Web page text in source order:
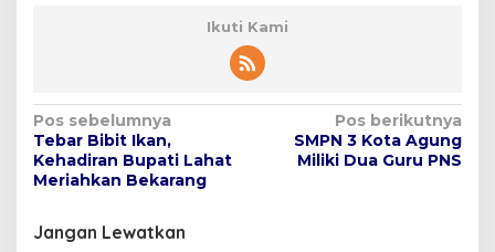
Ikuti Kami
N
a
v
i
Pos sebelumnya
Tebar Bibit Ikan,
Kehadiran Bupati Lahat
Meriahkan Bekarang
Pos berikutnya
SMPN 3 Kota Agung
Miliki Dua Guru PNS
Jangan Lewatkan